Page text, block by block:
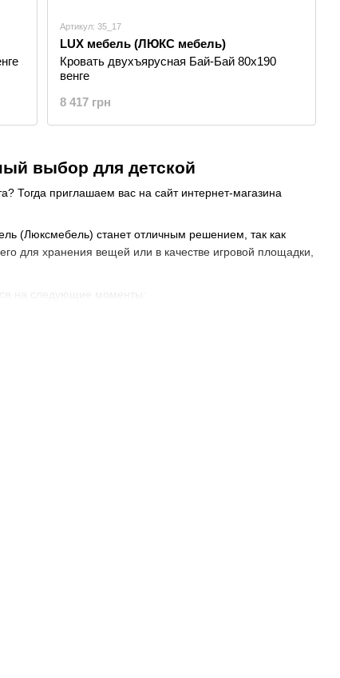
выбор для детской
Тогда приглашаем вас на сайт интернет-магазина
(Люксмебель) станет отличным решением, так как
для хранения вещей или в качестве игровой площадки,
на следующие моменты:
Артикул: 35_17
LUX мебель (ЛЮКС мебель)
Кровать двухъярусная Бай-Бай 80х190
венге
8 417 грн